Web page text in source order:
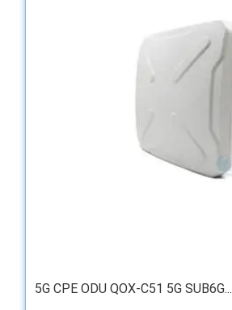
5G CPE ODU QOX-C51 5G SUB6G...